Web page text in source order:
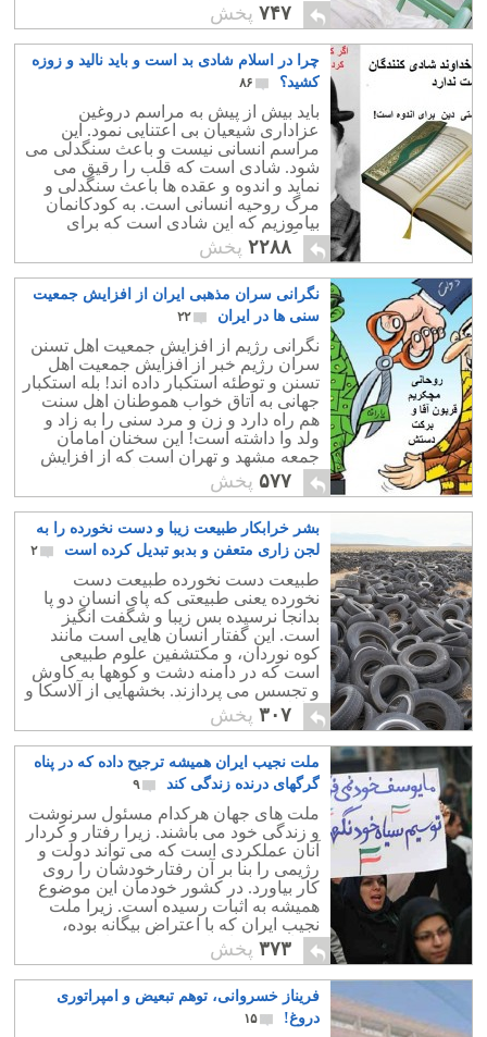
یافت شده است.
۷۴۷ پخش
چرا در اسلام شادی بد است و باید نالید و زوزه
کشید؟
۸۶
باید بیش از پیش به مراسم دروغین
عزاداری شیعیان بی اعتنایی نمود. این
مراسم انسانی نیست و باعث سنگدلی می
شود. شادی است که قلب را رقیق می
نماید و اندوه و عقده ها باعث سنگدلی و
مرگ روحیه انسانی است. به کودکانمان
بیاموزیم که این شادی است که برای
زندگی مفید است و در غم و زاری کردن
فایده ای نیست.
۲۲۸۸ پخش
نگرانی سران مذهبی ایران از افزایش جمعیت
سنی ها در ایران
۲۲
نگرانی رژیم از افزایش جمعیت اهل تسنن
سران رژیم خبر از افزایش جمعیت اهل
تسنن و توطئه استکبار داده اند! بله استکبار
جهانی به اتاق خواب هموطنان اهل سنت
هم راه دارد و زن و مرد سنی را به زاد و
ولد وا داشته است! این سخنان امامان
جمعه مشهد و تهران است که از افزایش
جمعیت اهل تسنن ابراز ناراحتی کرده اند!
۵۷۷ پخش
بشر خرابکار طبیعت زیبا و دست نخورده را به
لجن زاری متعفن و بدبو تبدیل کرده است
۲
طبیعت دست نخورده طبیعت دست
نخورده یعنی طبیعتی که پای انسان دو پا
بدانجا نرسیده بس زیبا و شگفت انگیز
است. این گفتار انسان هایی است مانند
کوه نوردان، و مکتشفین علوم طبیعی
است که در دامنه دشت و کوهها به کاوش
و تجسس می پردازند. بخشهایی از آلاسکا و
نقاط قطبی نیز که پای بشر بدانجا نرسیده
بر این زمره اند.
۳۰۷ پخش
ملت نجیب ایران همیشه ترجیح داده که در پناه
گرگهای درنده زندگی کند
۹
ملت های جهان هرکدام مسئول سرنوشت
و زندگی خود می باشند. زیرا رفتار و کردار
آنان عملکردی است که می تواند دولت و
رژیمی را بنا بر آن رفتارخودشان را روی
کار بیاورد. در کشور خودمان این موضوع
همیشه به اثبات رسیده است. زیرا ملت
نجیب ایران که با اعتراض بیگانه بوده،
ههواره راه را برای دیکتاتوری بازکرده
است.
۳۷۳ پخش
فریناز خسروانی، توهم تبعیض و امپراتوری
دروغ!
۱۵